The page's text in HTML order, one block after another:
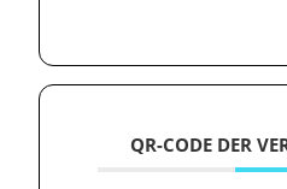
QR-CODE DER